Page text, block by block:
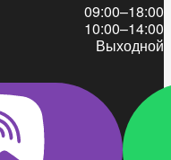
09:00–18:00
10:00–14:00
Выходной